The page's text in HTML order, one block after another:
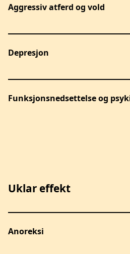
Aggressiv atferd og vold
Depresjon
Funksjonsnedsettelse og
Uklar effekt
Anoreksi